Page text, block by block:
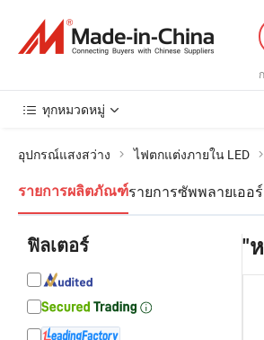
ทุกหมวดหมู่
อุปกรณ์แสงสว่าง ไฟตกแต่งภายใน LED
รายการผลิตภัณฑ์รายการซัพพลายเออร์
ฟิลเตอร์ "